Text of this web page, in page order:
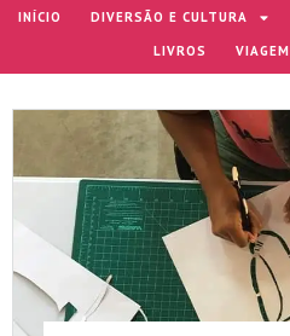
INÍCIO DIVERSÃO E CULTURA
LIVROS
VIAGEM